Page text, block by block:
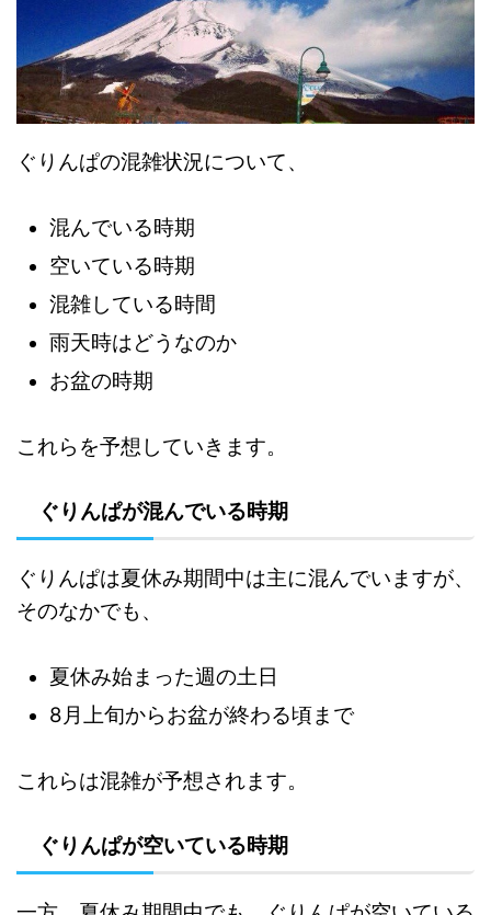
ぐりんぱの混雑状況について、
混んでいる時期
空いている時期
混雑している時間
雨天時はどうなのか
お盆の時期
これらを予想していきます。
ぐりんぱが混んでいる時期
ぐりんぱは夏休み期間中は主に混んでいますが、
そのなかでも、
夏休み始まった週の土日
8月上旬からお盆が終わる頃まで
これらは混雑が予想されます。
ぐりんぱが空いている時期